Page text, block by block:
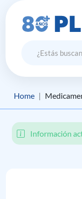
Home
Información